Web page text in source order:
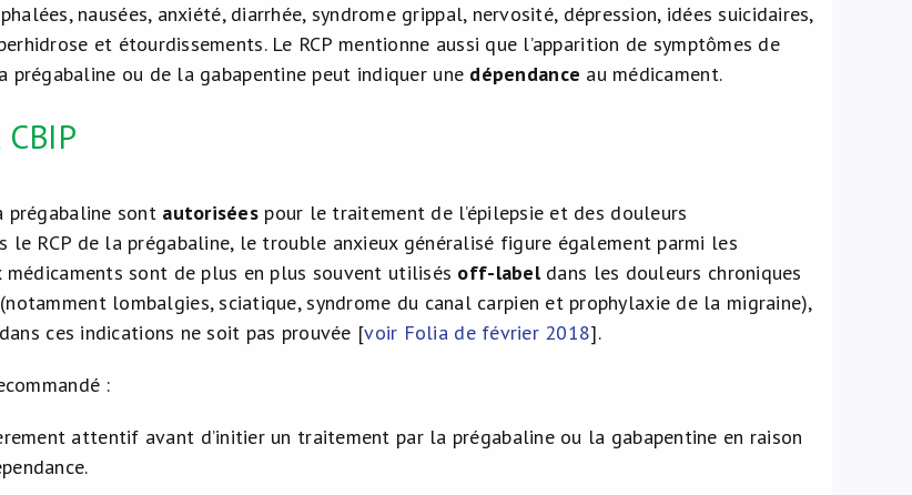
nausées, anxiété, diarrhée, syndrome grippal, nervosité, dépression, idées suicidaires,
et étourdissements. Le RCP mentionne aussi que l’apparition de symptômes de
prégabaline ou de la gabapentine peut indiquer une dépendance au médicament.
prégabaline sont autoriséespour le traitement de l’épilepsie et des douleurs
le RCP de la prégabaline, le trouble anxieux généralisé figure également parmi les
médicaments sont de plus en plus souvent utilisés off-labeldans les douleurs chroniques
lombalgies, sciatique, syndrome du canal carpien et prophylaxie de la migraine),
ces indications ne soit pas prouvée [voir Folia de février 2018].
:
attentif avant d’initier un traitement par la prégabaline ou la gabapentine en raison